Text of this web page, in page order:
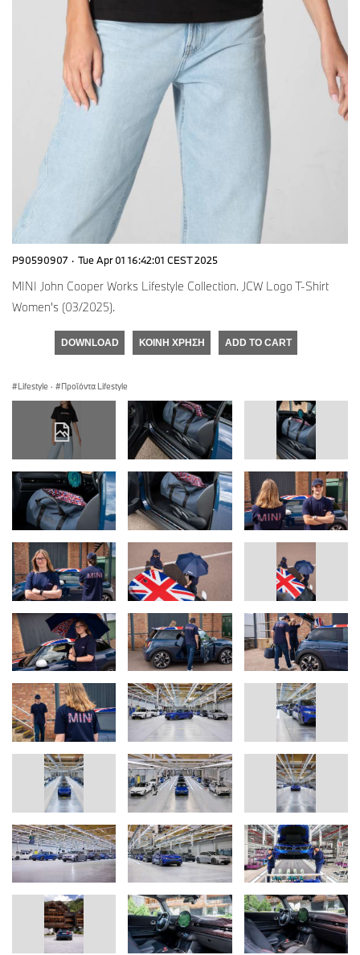
P90590907 · Tue Apr 01 16:42:01 CEST 2025
MINI John Cooper Works Lifestyle Collection. JCW Logo T-Shirt
Women's (03/2025).
DOWNLOAD ΚΟΙΝΉ ΧΡΉΣΗ ADD TO CART
Lifestyle · Προϊόντα Lifestyle